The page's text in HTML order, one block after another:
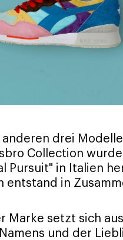
anderen drei
Collection
Pursuit" in Italien
entstand in
Marke setzt sich
und der